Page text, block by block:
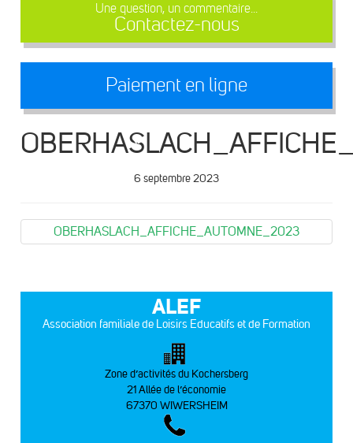
Une question, un commentaire...
Contactez-nous
Paiement en ligne
6 septembre 2023
OBERHASLACH_AFFICHE_AUTOMNE_2023
ALEF
Association familiale de Loisirs Educatifs et de Formation
Zone d’activités du Kochersberg
21 Allée de l’économie
67370 WIWERSHEIM